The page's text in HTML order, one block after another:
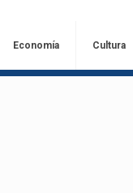
Economía Cultura